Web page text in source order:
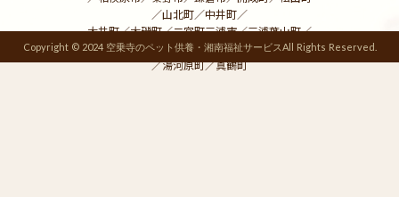
／山北町／中井町／
大井町／大磯町／二宮町三浦市／三浦葉山町／
逗子市／横須賀市／小田原市／南足柄市箱根町
／湯河原町／真鶴町
Copyright © 2024 空乗寺のペット供養・湘南福祉サービスAll Rights Reserved.